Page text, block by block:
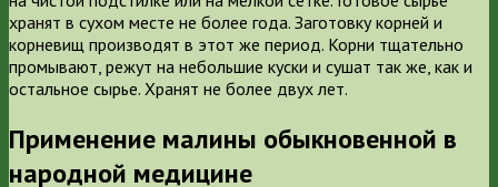
хранят в сухом месте не более года. Заготовку корней и
корневищ производят в этот же период. Корни тщательно
промывают, режут на небольшие куски и сушат так же, как и
остальное сырье. Хранят не более двух лет.
Применение малины обыкновенной в
народной медицине